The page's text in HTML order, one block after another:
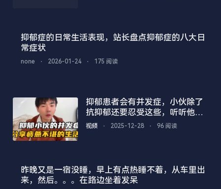
抑郁症的日常生活表现，站长盘点抑郁症的八大日
常症状
none ⋅ 2026-01-24 ⋅ 175 阅读
抑郁患者会有并发症，小伙除了
抗抑郁还要忍受这些，听听他怎
么说
视频 ⋅ 2025-12-28 ⋅ 96 阅读
昨晚又是一宿没睡，早上有点热睡不着，从车里出
来，然后。。。在路边坐着发呆